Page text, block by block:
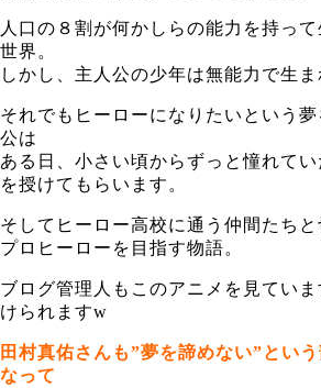
人口の８割が何かしらの能力を持っ
世界。
しかし、主人公の少年は無能力で生ま
それでもヒーローになりたいという
公は
ある日、小さい頃からずっと憧れて
を授けてもらいます。
そしてヒーロー高校に通う仲間たち
プロヒーローを目指す物語。
ブログ管理人もこのアニメを見てい
けられますw
田村真佑さんも”夢を諦めない”とい
なって